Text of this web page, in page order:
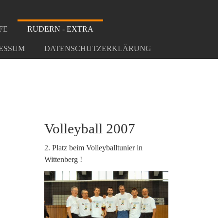
RUDERN - EXTRA
DATENSCHUTZERKLÄRUNG
Volleyball 2007
2. Platz beim Volleyballtunier in
Wittenberg !